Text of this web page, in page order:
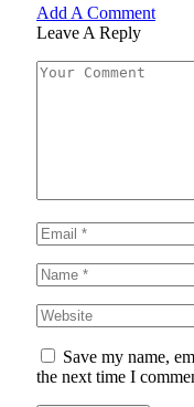
Add A Comment
Leave A Reply
Save my name,
the next time I